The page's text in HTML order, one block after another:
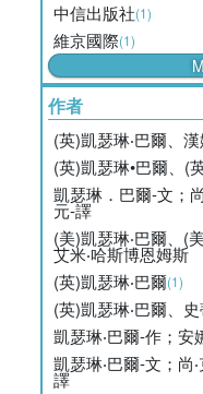
中信出版社(1)
維京國際(1)
作者
(英)凱瑟琳‧巴爾、
(英)凱瑟琳•巴爾、(
凱瑟琳．巴爾-文；
元-譯
(美)凱瑟琳‧巴爾、(
艾米‧哈斯博恩姆斯
(英)凱瑟琳‧巴爾(1)
(英)凱瑟琳‧巴爾、
凱瑟琳‧巴爾-作；安
凱瑟琳‧巴爾-文；尚
譯